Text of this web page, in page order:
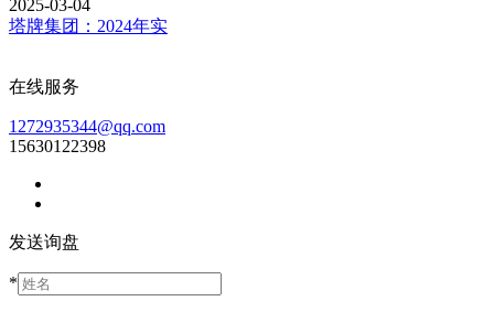
2025-03-04
塔牌集团：2024年实
在线服务
1272935344@qq.com
15630122398
发送询盘
*